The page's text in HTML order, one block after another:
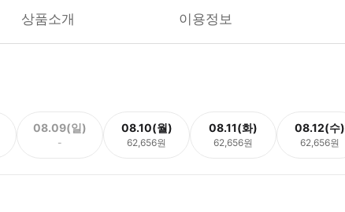
상품소개 이용정보
08.09(일)
-
08.10(월)
62,656원
08.11(화)
62,656원
08.12(수)
62,656원